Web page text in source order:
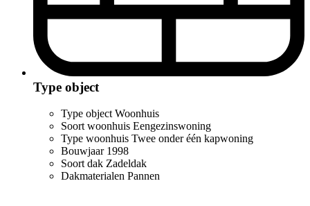
Type object
Type object Woonhuis
Soort woonhuis Eengezinswoning
Type woonhuis Twee onder één kapwoning
Bouwjaar 1998
Soort dak Zadeldak
Dakmaterialen Pannen